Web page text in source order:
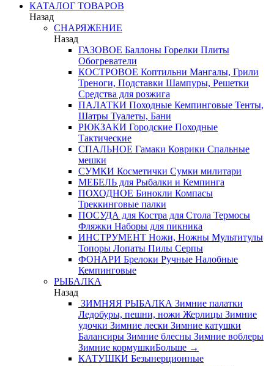
КАТАЛОГ ТОВАРОВ
Назад
СНАРЯЖЕНИЕ
Назад
ГАЗОВОЕ Баллоны Горелки Плиты
Обогреватели
КОСТРОВОЕ Коптильни Мангалы, Грили
Треноги, Подставки Шампуры, Решетки
Средства для розжига
ПАЛАТКИ Походные Кемпинговые Тенты,
Шатры Туалеты, Бани
РЮКЗАКИ Городские Походные
Тактические
СПАЛЬНОЕ Гамаки Коврики Спальные
мешки
СУМКИ Косметички Сумки милитари
МЕБЕЛЬ для Рыбалки и Кемпинга
ПОХОДНОЕ Бинокли Компасы
Треккинговые палки
ПОСУДА для Костра для Стола Термосы
Фляжки Наборы для пикника
ИНСТРУМЕНТ Ножи, Ножны Мультитулы
Топоры Лопаты Пилы Серпы
ФОНАРИ Брелоки Ручные Налобные
Кемпинговые
РЫБАЛКА
Назад
ЗИМНЯЯ РЫБАЛКА Зимние палатки
Ледобуры, пешни, ножи Жерлицы Зимние
удочки Зимние лески Зимние катушки
Балансиры Зимние блесны Зимние воблеры
Зимние кормушкиБольше →
КАТУШКИ Безынерционные